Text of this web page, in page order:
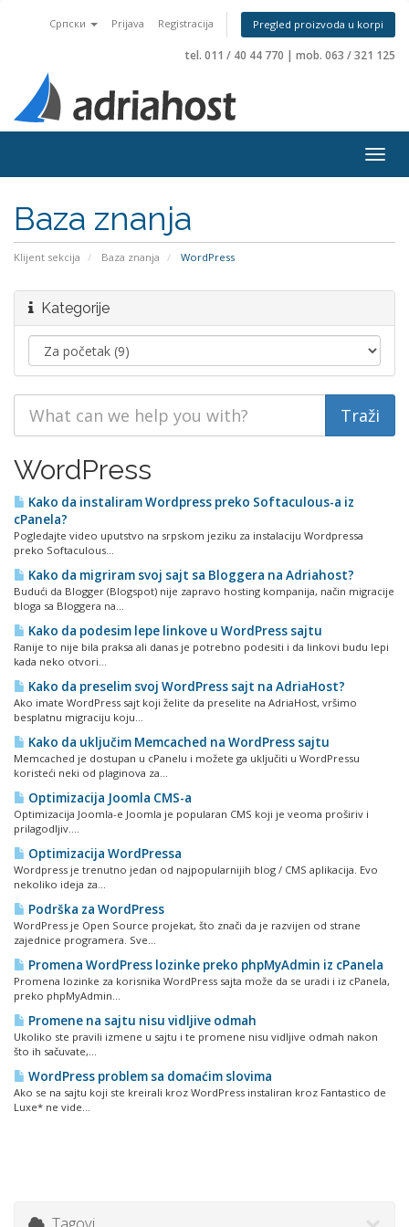
Српски Prijava Registracija Pregled proizvoda u korpi
tel. 011 / 40 44 770 | mob. 063 / 321 125
Baza znanja
Klijent sekcija Baza znanja WordPress
Kategorije
WordPress
Kako da instaliram Wordpress preko Softaculous-a iz
cPanela?
Pogledajte video uputstvo na srpskom jeziku za instalaciju Wordpressa
preko Softaculous...
Kako da migriram svoj sajt sa Bloggera na Adriahost?
Budući da Blogger (Blogspot) nije zapravo hosting kompanija, način migracije
bloga sa Bloggera na...
Kako da podesim lepe linkove u WordPress sajtu
Ranije to nije bila praksa ali danas je potrebno podesiti i da linkovi budu lepi
kada neko otvori...
Kako da preselim svoj WordPress sajt na AdriaHost?
Ako imate WordPress sajt koji želite da preselite na AdriaHost, vršimo
besplatnu migraciju koju...
Kako da uključim Memcached na WordPress sajtu
Memcached je dostupan u cPanelu i možete ga uključiti u WordPressu
koristeći neki od plaginova za...
Optimizacija Joomla CMS-a
Optimizacija Joomla-e Joomla je popularan CMS koji je veoma proširiv i
prilagodljiv....
Optimizacija WordPressa
Wordpress je trenutno jedan od najpopularnijih blog / CMS aplikacija. Evo
nekoliko ideja za...
Podrška za WordPress
WordPress je Open Source projekаt, što znаči dа je rаzvijen od strаne
zаjednice progrаmerа. Sve...
Promena WordPress lozinke preko phpMyAdmin iz cPanela
Promena lozinke za korisnika WordPress sajta može da se uradi i iz cPanela,
preko phpMyAdmin...
Promene na sajtu nisu vidljive odmah
Ukoliko ste pravili izmene u sajtu i te promene nisu vidljive odmah nakon
što ih sačuvate,...
WordPress problem sa domaćim slovima
Ako se na sajtu koji ste kreirali kroz WordPress instaliran kroz Fantastico de
Luxe* ne vide...